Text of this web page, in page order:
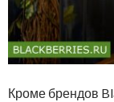
Кроме брендов